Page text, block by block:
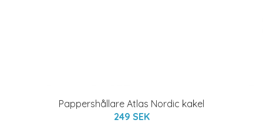
Pappershållare Atlas Nordic kakel
249 SEK